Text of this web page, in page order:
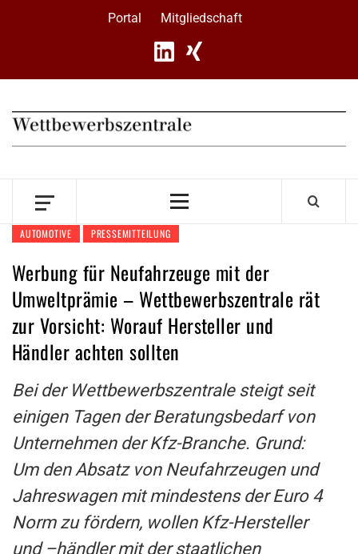
Portal Mitgliedschaft
Primary
AUTOMOTIVE PRESSEMITTEILUNG
Werbung für Neufahrzeuge mit der
Umweltprämie – Wettbewerbszentrale rät
zur Vorsicht: Worauf Hersteller und
Händler achten sollten
Bei der Wettbewerbszentrale steigt seit
einigen Tagen der Beratungsbedarf von
Unternehmen der Kfz-Branche. Grund:
Um den Absatz von Neufahrzeugen und
Jahreswagen mit mindestens der Euro 4
Norm zu fördern, wollen Kfz-Hersteller
und –händler mit der staatlichen